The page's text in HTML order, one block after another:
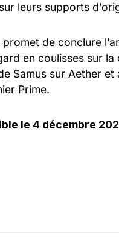
leurs supports
de conclure
en coulisses sur
Samus sur Aether
Prime.
le 4 décembre